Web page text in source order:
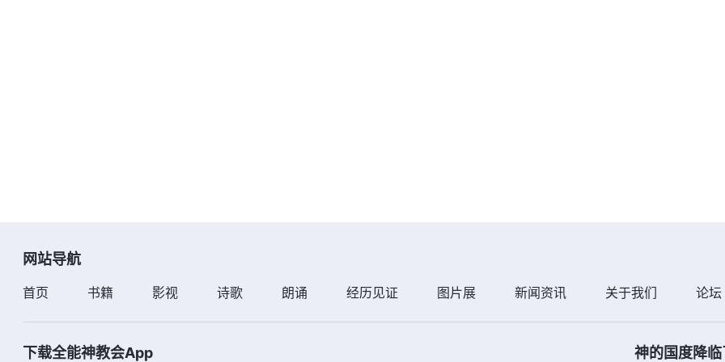
网站导航
首页 书籍 影视 诗歌 朗诵 经历见证 图片展 新闻资讯 关于我们 论坛
下载全能神教会App 神的国度降临